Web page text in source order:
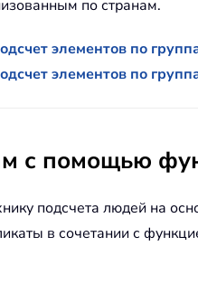
по странам.
элементов по
элементов по
с помощью
подсчета людей на
в сочетании с